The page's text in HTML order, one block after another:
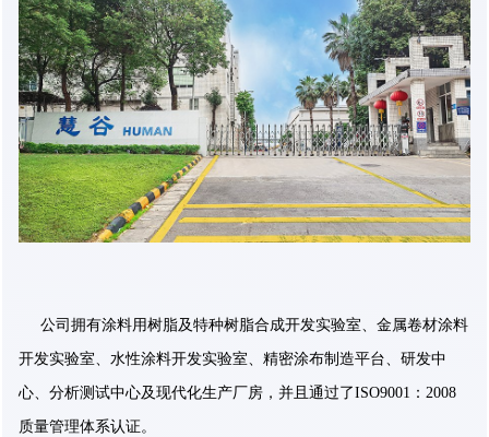
公司拥有涂料用树脂及特种树脂合成开发实验室、金属卷材涂料
开发实验室、水性涂料开发实验室、精密涂布制造平台、研发中
心、分析测试中心及现代化生产厂房，并且通过了ISO9001：2008
质量管理体系认证。